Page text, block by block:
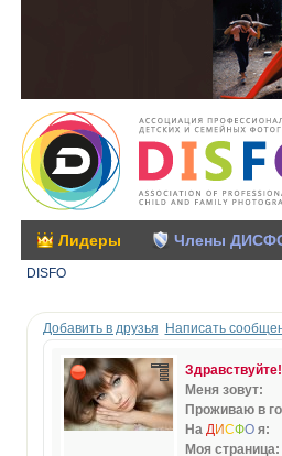
Лидеры Члены
DISFO
Добавить в друзья Написать
Здравствуйте!
Меня зовут:
Проживаю в
На ДИСФОя:
Моя страница: